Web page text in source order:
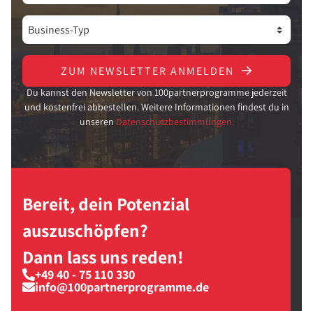
ZUM NEWSLETTER ANMELDEN
Du kannst den Newsletter von 100partnerprogramme jederzeit
und kostenfrei abbestellen. Weitere Informationen findest du in
unseren Datenschutzbestimmungen.
Bereit, dein Potenzial
auszuschöpfen?
Dann lass uns reden!
+49 40 - 75 110 330
info@100partnerprogramme.de